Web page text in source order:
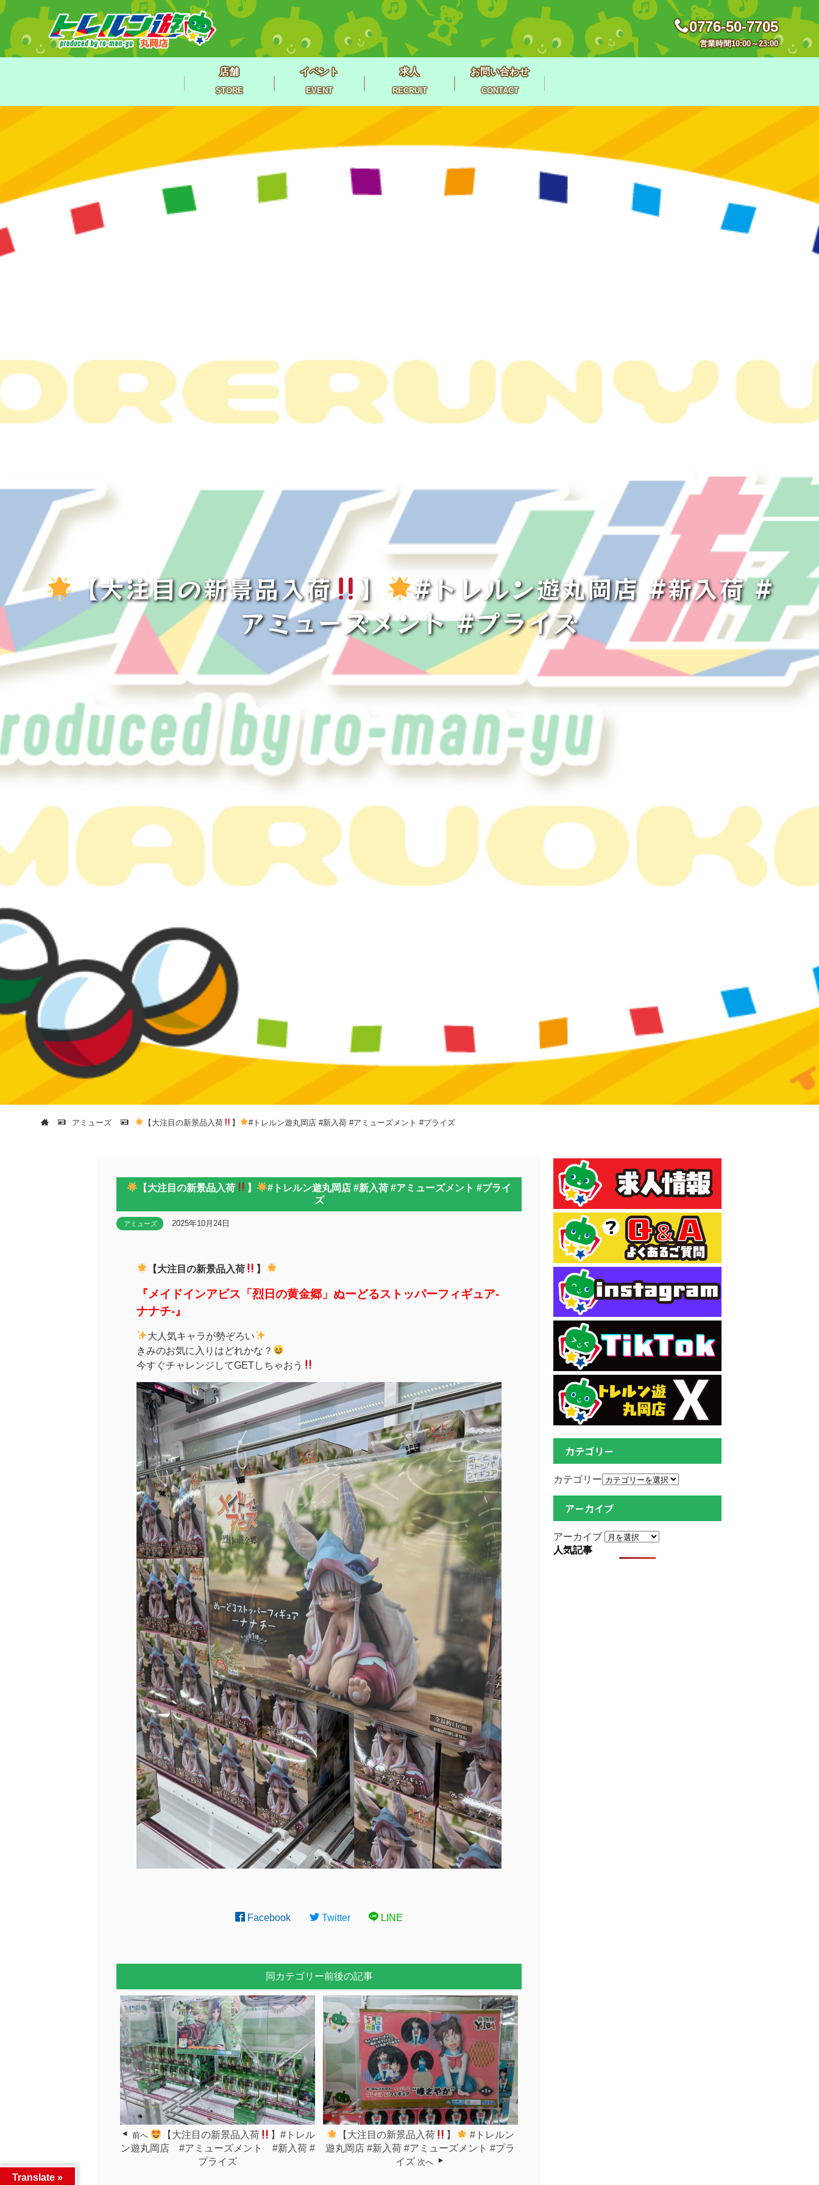
0776-50-7705
営業時間10:00～23:00
店舗
STORE
イベント
EVENT
求人
RECRUIT
お問い合わせ
CONTACT
【大注目の新景品入荷 】
#トレルン遊丸岡店 #新入荷 #
アミューズメント #プライズ
アミューズ 【大注目の新景品入荷 】 #トレルン遊丸岡店 #新入荷 #アミューズメント #プライズ
【大注目の新景品入荷 】
#トレルン遊丸岡店 #新入荷 #アミューズメント #プライ
ズ
アミューズ 2025年10月24日
【大注目の新景品入荷 】
『メイドインアビス「烈日の黄金郷」ぬーどるストッパーフィギュア-
ナナチ-』
大人気キャラが勢ぞろい
きみのお気に入りはどれかな？
今すぐチャレンジしてGETしちゃおう
Facebook Twitter LINE
同カテゴリー前後の記事
前へ 【大注目の新景品入荷
】#トレル
ン遊丸岡店 #アミューズメント #新入荷 #
プライズ
【大注目の新景品入荷 】
#トレルン
遊丸岡店 #新入荷 #アミューズメント #プラ
イズ 次へ
カテゴリー
カテゴリー
アーカイブ
アーカイブ
人気記事
Translate »